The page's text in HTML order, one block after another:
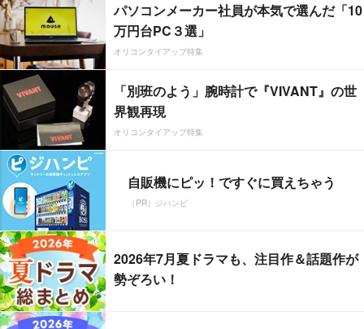
パソコンメーカー社員が本気で選んだ「10
万円台PC３選」
オリコンタイアップ特集
「別班のよう」腕時計で『VIVANT』の世
界観再現
オリコンタイアップ特集
自販機にピッ！ですぐに買えちゃう
（PR）ジハンピ
2026年7月夏ドラマも、注目作＆話題作が
勢ぞろい！